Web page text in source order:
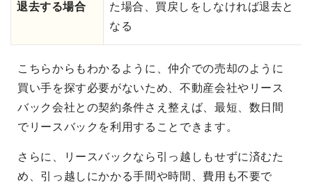
退去する場合
た場合、買戻しをしなければ退去と
なる
こちらからもわかるように、仲介での売却のように
買い手を探す必要がないため、不動産会社やリース
バック会社との契約条件さえ整えば、最短、数日間
でリースバックを利用することできます。
さらに、リースバックなら引っ越しもせずに済むた
め、引っ越しにかかる手間や時間、費用も不要で